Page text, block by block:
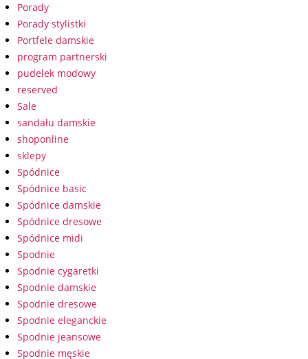
Porady
Porady stylistki
Portfele damskie
program partnerski
pudelek modowy
reserved
Sale
sandału damskie
shoponline
sklepy
Spódnice
Spódnice basic
Spódnice damskie
Spódnice dresowe
Spódnice midi
Spodnie
Spodnie cygaretki
Spodnie damskie
Spodnie dresowe
Spodnie eleganckie
Spodnie jeansowe
Spodnie męskie